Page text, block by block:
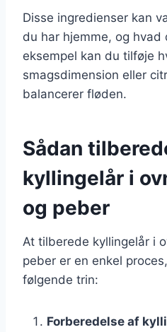
Disse ingredienser kan
du har hjemme, og
eksempel kan du tilføje
smagsdimension eller
balancerer fløden.
Sådan
kyllingelår i
og peber
At tilberede kyllingelår i
peber er en enkel
følgende trin:
Forberedelse af